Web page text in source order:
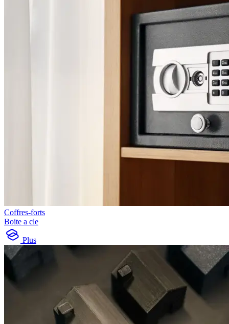
Coffres-forts
Boite a cle
Plus